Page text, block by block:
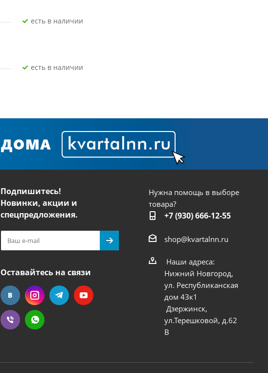
Есть в наличии
Есть в наличии
Подпишитесь!
Новинки, акции и
спецпредложения.
Оставайтесь на связи
Нужна помощь в выборе
товара?
+7 (930) 666-12-55
shop@kvartalnn.ru
Наши адреса:
Нижний Новгород,
ул. Республиканская
дом 43к1
Дзержинск,
ул.Терешковой, д.62
В